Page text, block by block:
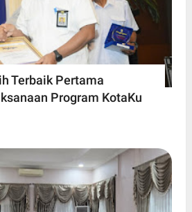
Terbaik Pertama
Program KotaKu